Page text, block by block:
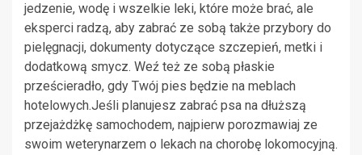
jedzenie, wodę i wszelkie leki, które może brać, ale
eksperci radzą, aby zabrać ze sobą także przybory do
pielęgnacji, dokumenty dotyczące szczepień, metki i
dodatkową smycz. Weź też ze sobą płaskie
prześcieradło, gdy Twój pies będzie na meblach
hotelowych.Jeśli planujesz zabrać psa na dłuższą
przejażdżkę samochodem, najpierw porozmawiaj ze
swoim weterynarzem o lekach na chorobę lokomocyjną.